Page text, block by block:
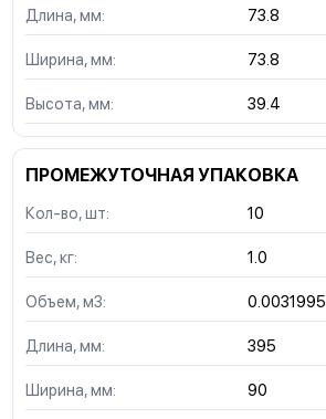
Длина, мм: 73.8
Ширина, мм: 73.8
Высота, мм: 39.4
ПРОМЕЖУТОЧНАЯ УПАКОВКА
Кол-во, шт: 10
Вес, кг: 1.0
Объем, м3: 0.0031995
Длина, мм: 395
Ширина, мм: 90